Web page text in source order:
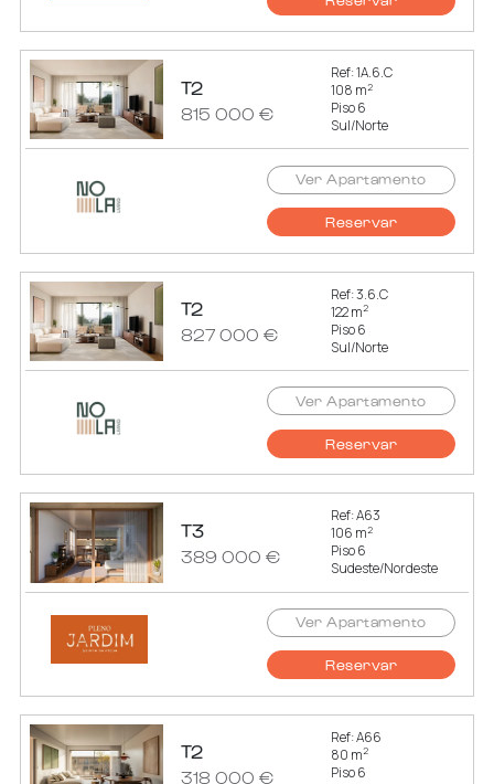
T2
815 000 €
Ref: 1A.6.C
108 m2
Piso 6
Sul/Norte
Ver Apartamento
Reservar
T2
827 000 €
Ref: 3.6.C
122 m2
Piso 6
Sul/Norte
Ver Apartamento
Reservar
T3
389 000 €
Ref: A63
106 m2
Piso 6
Sudeste/Nordeste
Ver Apartamento
Reservar
T2
318 000 €
Ref: A66
80 m2
Piso 6